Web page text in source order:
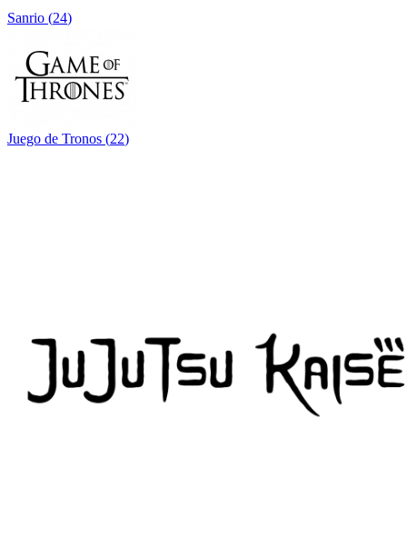
Sanrio (24)
Juego de Tronos (22)